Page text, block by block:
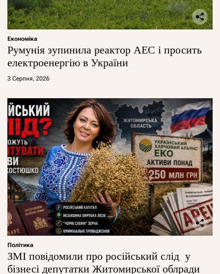
Економіка
Румунія зупинила реактор АЕС і просить
електроенергію в України
3 Серпня, 2026
Політика
ЗМІ повідомили про російський слід у
бізнесі депутатки Житомирської облради